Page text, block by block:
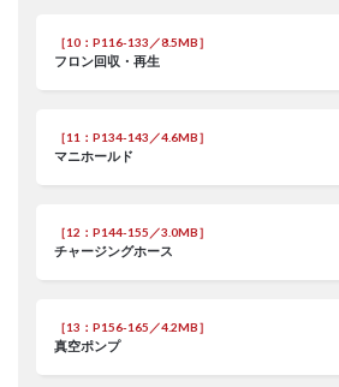
［10：P116-133／8.5MB］
フロン回収・再生
［11：P134-143／4.6MB］
マニホールド
［12：P144-155／3.0MB］
チャージングホース
［13：P156-165／4.2MB］
真空ポンプ